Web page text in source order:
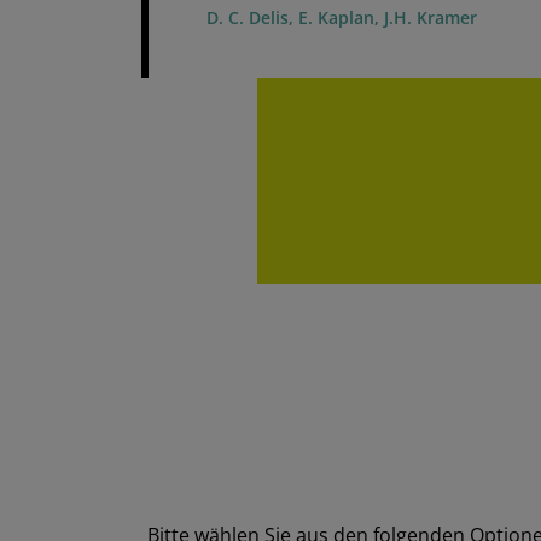
D. C. Delis, E. Kaplan, J.H. Kramer
Bitte wählen Sie aus den folgenden